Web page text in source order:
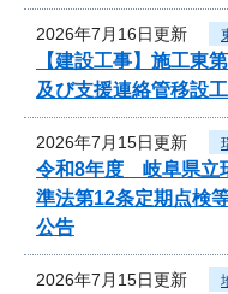
2026年7月16日更新
【建設工事】施工東
及び支援連絡管移設
2026年7月15日更新
令和8年度 岐阜県立
準法第12条定期点検
公告
2026年7月15日更新